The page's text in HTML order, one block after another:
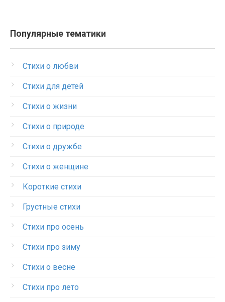
Популярные тематики
Стихи о любви
Стихи для детей
Стихи о жизни
Стихи о природе
Стихи о дружбе
Стихи о женщине
Короткие стихи
Грустные стихи
Стихи про осень
Стихи про зиму
Стихи о весне
Стихи про лето